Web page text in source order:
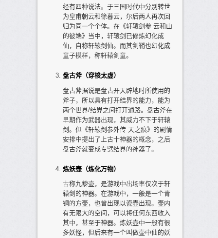
经有四种说法。于三国时代中分别转世
为皇甫朝云和徐暮云，尔后两人再次回
归为同一个个体。在《轩辕剑参 云和山
的彼端》当中，轩辕剑已修炼幻化成
仙，自称轩辕剑仙。而其剑鞘也幻化成
童子模样，称轩辕剑童。
盘古斧（穿梭太虚）
盘古斧据说是盘古开天辟地时所使用的
斧子，所以具有打开结界的能力，能为
两个世界/结界之间打开通路。盘古斧在
早期作为武器出现，其威力不下于轩辕
剑。但《轩辕剑参外传 天之痕》的剧情
安排中提出了上古十神器的概念，之后
盘古斧就变成专劈结界的神器了。
炼妖壶（炼化万物）
古称九藜壶，是游戏中出场率仅次于轩
辕剑的神器。在游戏中，一般是一个青
铜的方壶，也曾出现以瓷壶出现。壶内
有无限大的空间，可以将任何东西收入
其中，甚至于神器。炼妖壶中一般有很
多妖怪，但后来有一个叫做壶中仙的妖